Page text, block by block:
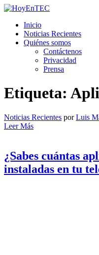
Saltar
contenido.
Inicio
Noticias Recientes
Quiénes somos
Contáctenos
Privacidad
Prensa
Etiqueta:
Noticias Recientes porLuis
Leer Más
¿Sabes cuántas
instaladas en tu